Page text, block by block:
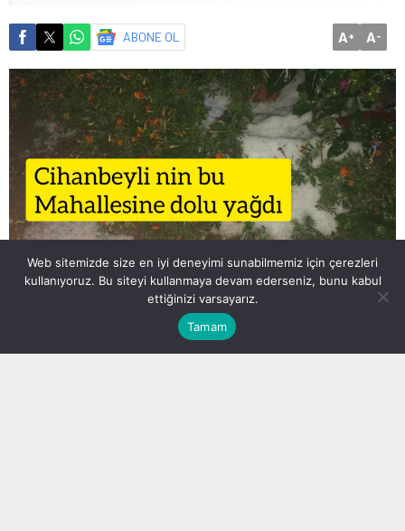
ABONE OL A+ A-
Web sitemizde size en iyi deneyimi sunabilmemiz için çerezleri
kullanıyoruz. Bu siteyi kullanmaya devam ederseniz, bunu kabul
ettiğinizi varsayarız.
Tamam